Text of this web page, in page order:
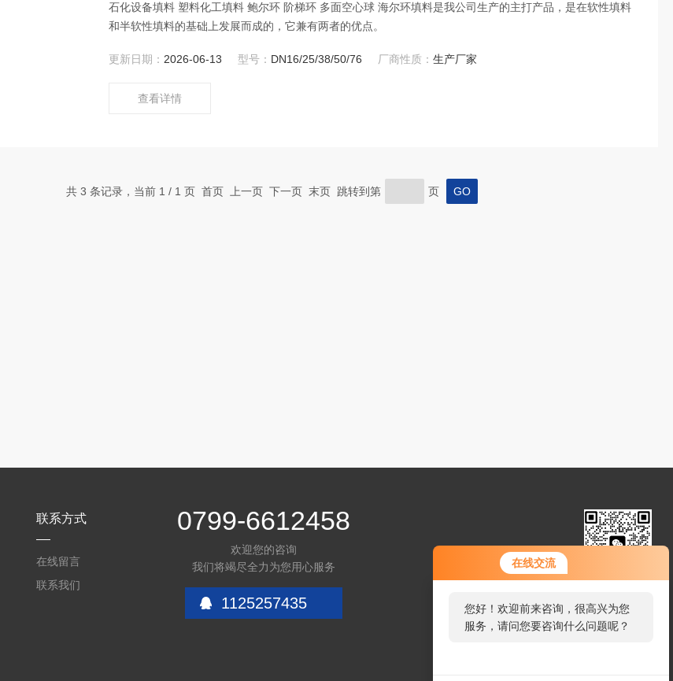
在线交流
您好！欢迎前来咨询，很高兴为您
服务，请问您要咨询什么问题呢？
石化设备填料 塑料化工填料 鲍尔环 阶梯环 多面空心球 海尔环填料是我公司生产的主打产品，是在软性填料
和半软性填料的基础上发展而成的，它兼有两者的优点。
更新日期： 2026-06-13 型号： DN16/25/38/50/76 厂商性质：生产厂家
查看详情
共 3 条记录，当前 1 / 1 页 首页 上一页 下一页 末页 跳转到第 页
联系方式
在线留言
联系我们
0799-6612458
欢迎您的咨询
我们将竭尽全力为您用心服务
1125257435